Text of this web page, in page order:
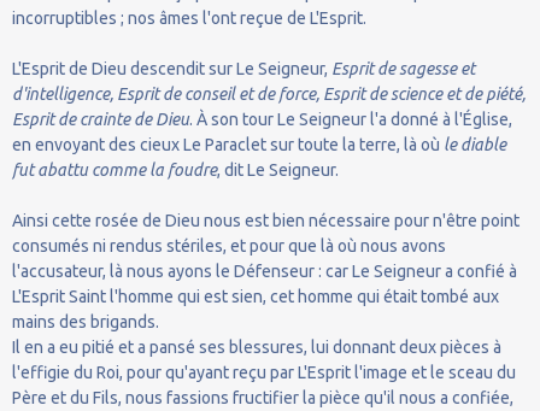
incorruptibles ; nos âmes l'ont reçue de L'Esprit.
L'Esprit de Dieu descendit sur Le Seigneur, Esprit de sagesse et
d'intelligence, Esprit de conseil et de force, Esprit de science et de piété,
Esprit de crainte de Dieu. À son tour Le Seigneur l'a donné à l'Église,
en envoyant des cieux Le Paraclet sur toute la terre, là où le diable
fut abattu comme la foudre, dit Le Seigneur.
Ainsi cette rosée de Dieu nous est bien nécessaire pour n'être point
consumés ni rendus stériles, et pour que là où nous avons
l'accusateur, là nous ayons le Défenseur : car Le Seigneur a confié à
L'Esprit Saint l'homme qui est sien, cet homme qui était tombé aux
mains des brigands.
Il en a eu pitié et a pansé ses blessures, lui donnant deux pièces à
l'effigie du Roi, pour qu'ayant reçu par L'Esprit l'image et le sceau du
Père et du Fils, nous fassions fructifier la pièce qu'il nous a confiée,